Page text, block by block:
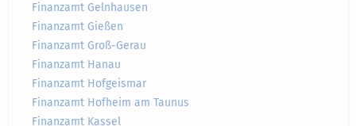
Finanzamt Gelnhausen
Finanzamt Gießen
Finanzamt Groß-Gerau
Finanzamt Hanau
Finanzamt Hofgeismar
Finanzamt Hofheim am Taunus
Finanzamt Kassel